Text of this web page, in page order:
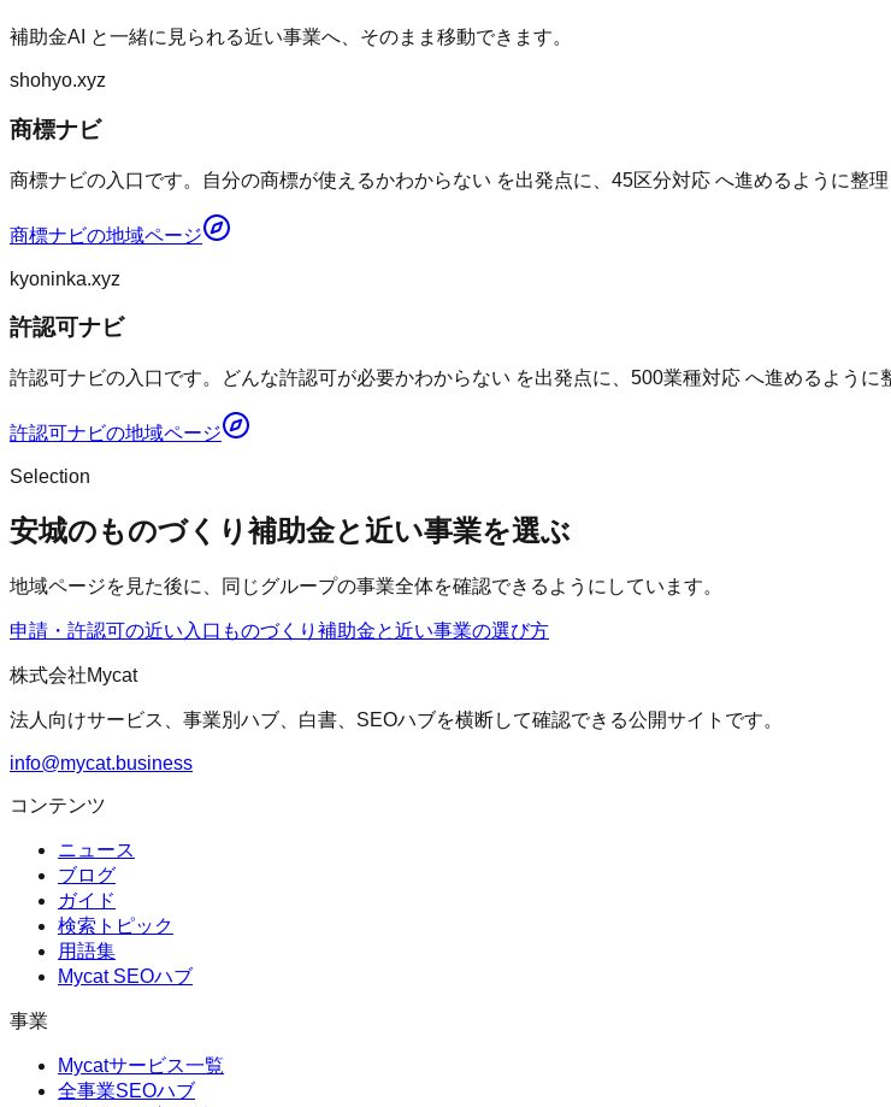
補助金AI と一緒に見られる近い事業へ、そのまま移動できます。
shohyo.xyz
商標ナビ
商標ナビの入口です。自分の商標が使えるかわからない を出発点に、45区分対応 へ進めるように整
商標ナビの地域ページ
kyoninka.xyz
許認可ナビ
許認可ナビの入口です。どんな許認可が必要かわからない を出発点に、500業種対応 へ進めるように
許認可ナビの地域ページ
Selection
安城のものづくり補助金と近い事業を選ぶ
地域ページを見た後に、同じグループの事業全体を確認できるようにしています。
申請・許認可の近い入口 ものづくり補助金と近い事業の選び方
株式会社Mycat
法人向けサービス、事業別ハブ、白書、SEOハブを横断して確認できる公開サイトです。
info@mycat.business
コンテンツ
ニュース
ブログ
ガイド
検索トピック
用語集
Mycat SEOハブ
事業
Mycatサービス一覧
全事業SEOハブ